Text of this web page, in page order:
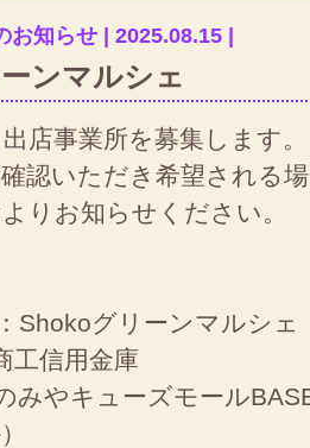
知らせ | 2025.08.15 |
ンマルシェ
店事業所を募集します。
認いただき希望される
りお知らせください。
Shokoグリーンマルシェ
工信用金庫
みやキューズモール